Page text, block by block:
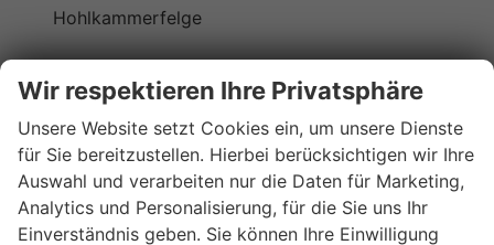
Hohlkammerfelge
Sattel:Selle Royal Vivo Ergo
Lenker:XLC MTB Dia. 31.8 mm, Rise: 15 mm,
backsweep 9°, 780 mm
Griffe:XLC VLG-1751D2, MTB Grips
Wir respektieren Ihre Privatsphäre
Unsere Website setzt Cookies ein, um unsere Dienste
für Sie bereitzustellen. Hierbei berücksichtigen wir Ihre
Auswahl und verarbeiten nur die Daten für Marketing,
Analytics und Personalisierung, für die Sie uns Ihr
Einverständnis geben. Sie können Ihre Einwilligung